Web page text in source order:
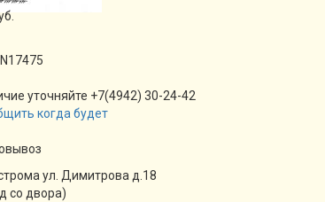
уточняйте +7(4942) 30-24-42
когда будет
ул. Димитрова д.18
со двора)